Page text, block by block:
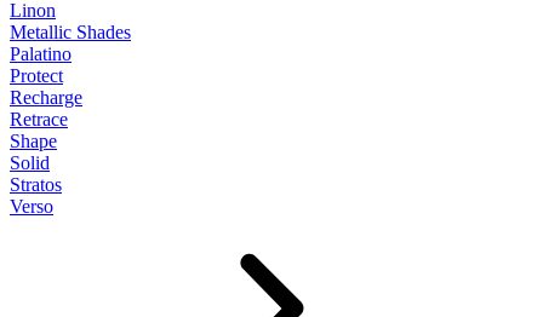
Linon
Metallic Shades
Palatino
Protect
Recharge
Retrace
Shape
Solid
Stratos
Verso